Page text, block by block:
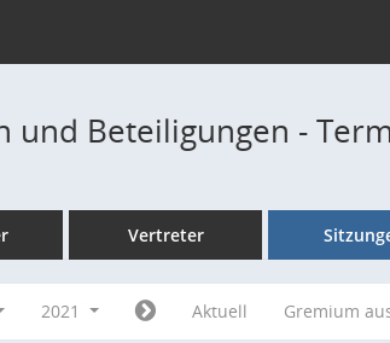
und Beteiligungen -
Vertreter
2021 Aktuell Gremium